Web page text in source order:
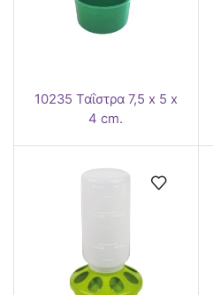
10235 Ταΐστρα 7,5 x 5 x
4 cm.